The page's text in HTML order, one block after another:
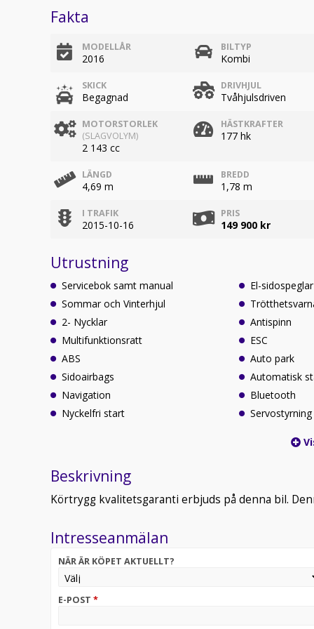
Fakta
MODELLÅR
2016
BILTYP
Kombi
SKICK
Begagnad
DRIVHJUL
Tvåhjulsdriven
MOTORSTORLEK
(SLAGVOLYM)
2 143 cc
HÄSTKRAFTER
177 hk
LÄNGD
4,69 m
BREDD
1,78 m
I TRAFIK
2015-10-16
PRIS
149 900 kr
Utrustning
Servicebok samt manual
Sommar och Vinterhjul
2- Nycklar
Multifunktionsratt
ABS
Sidoairbags
Navigation
Nyckelfri start
El-
Antispinn
ESC
Auto park
Automatisk
Bluetooth
Servostyrning
Beskrivning
Körtrygg kvalitetsgaranti erbjuds på denna bil.
Intresseanmälan
NÄR ÄR KÖPET AKTUELLT?
E-POST *